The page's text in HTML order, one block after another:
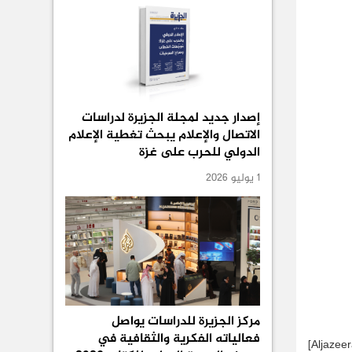
إصدار جديد لمجلة الجزيرة لدراسات
الاتصال والإعلام يبحث تغطية الإعلام
الدولي للحرب على غزة
1 يوليو 2026
مركز الجزيرة للدراسات يواصل
فعالياته الفكرية والثقافية في